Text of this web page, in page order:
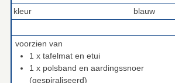
kleur
blauw
voorzien van
1 x tafelmat en etui
1 x polsband en aardingssnoer
(gespiraliseerd)